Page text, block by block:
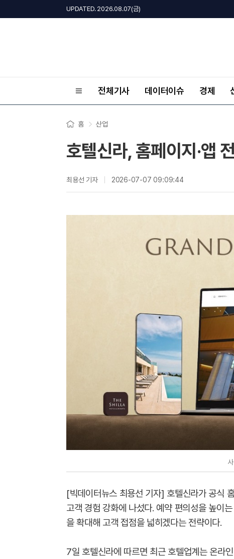
UPDATED. 2026.08.07(금)
전체기사 데이터이슈 경제
홈 산업
호텔신라, 홈페이지·앱
최용선 기자 2026-07-07 09:09:44
[빅데이터뉴스 최용선 기자] 호텔신라가 공식
고객 경험 강화에 나섰다. 예약 편의성을 높이
을 확대해 고객 접점을 넓히겠다는 전략이다.
7일 호텔신라에 따르면 최근 호텔업계는 온라